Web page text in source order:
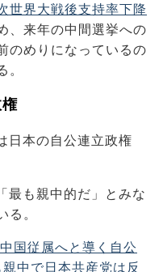
世界大戦後支持率下降
、来年の中間選挙への
のめりになっているの
日本の自公連立政権
最も親中的だ」とみな
る。
国従属へと導く自公
中で日本共産党は反